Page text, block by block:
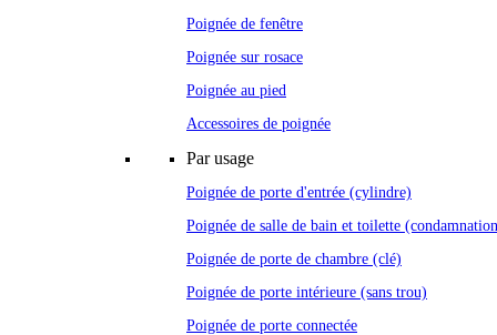
Poignée de fenêtre
Poignée sur rosace
Poignée au pied
Accessoires de poignée
Par usage
Poignée de porte d'entrée (cylindre)
Poignée de salle de bain et toilette
Poignée de porte de chambre (clé)
Poignée de porte intérieure (sans trou)
Poignée de porte connectée